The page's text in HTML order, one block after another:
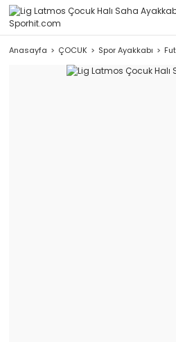
Anasayfa ÇOCUK Spor Ayakkabı